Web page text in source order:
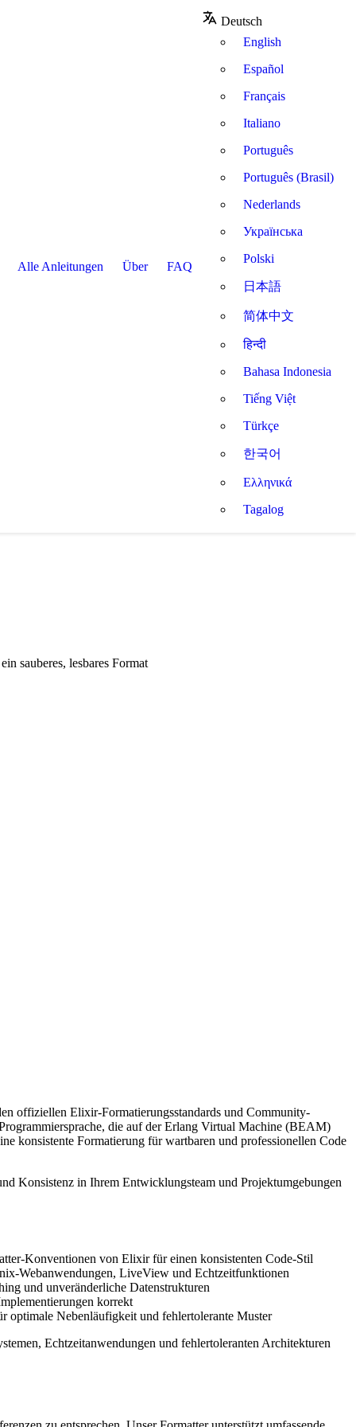
Alle Anleitungen Über FAQ
Deutsch
English
Español
Français
Italiano
Português
Português (Brasil)
Nederlands
Українська
Polski
日本語
简体中文
हिन्दी
Bahasa Indonesia
Tiếng Việt
Türkçe
한국어
Ελληνικά
Tagalog
sauberes, lesbares Format
offiziellen Elixir-Formatierungsstandards und Community-
die auf der Erlang Virtual Machine (BEAM)
konsistente Formatierung für wartbaren und professionellen Code
Konsistenz in Ihrem Entwicklungsteam und Projektumgebungen
Konventionen von Elixir für einen konsistenten Code-Stil
Webanwendungen, LiveView und Echtzeitfunktionen
und unveränderliche Datenstrukturen
korrekt
optimale Nebenläufigkeit und fehlertolerante Muster
Echtzeitanwendungen und fehlertoleranten Architekturen